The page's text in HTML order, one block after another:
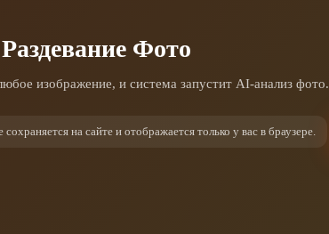
Фото
изображение, и система запустит AI-анализ фото.
на сайте и отображается только у вас в браузере.